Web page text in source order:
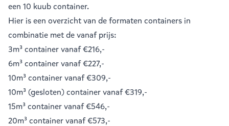
een 10 kuub container.
Hier is een overzicht van de formaten containers in
combinatie met de vanaf prijs:
3m³ containervanaf €216,-
6m³ containervanaf €227,-
10m³ containervanaf €309,-
10m³ (gesloten) containervanaf €319,-
15m³ containervanaf €546,-
20m³ containervanaf €573,-